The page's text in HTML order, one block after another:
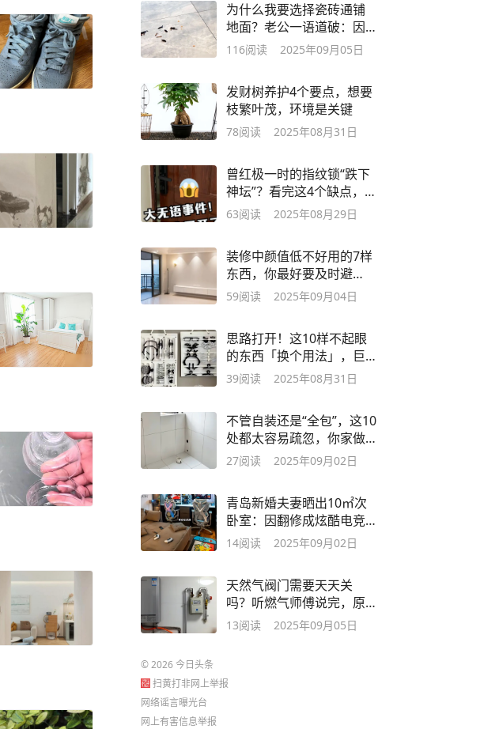
为什么我要选择瓷砖通铺
地面？老公一语道破：因
为咱俩又穷又懒
116阅读 2025年09月05日
发财树养护4个要点，想要
枝繁叶茂，环境是关键
78阅读 2025年08月31日
曾红极一时的指纹锁“跌下
神坛”？看完这4个缺点，
幸好自己没买
63阅读 2025年08月29日
装修中颜值低不好用的7样
东西，你最好要及时避
免，别再跟风了
59阅读 2025年09月04日
思路打开！这10样不起眼
的东西「换个用法」，巨
巨巨实用
39阅读 2025年08月31日
不管自装还是“全包”，这10
处都太容易疏忽，你家做
对没？
27阅读 2025年09月02日
青岛新婚夫妻晒出10㎡次
卧室：因翻修成炫酷电竞
房走红，惹人羡慕
14阅读 2025年09月02日
天然气阀门需要天天关
吗？听燃气师傅说完，原
来自己做错了！
13阅读 2025年09月05日
©2026今日头条
扫黄打非网上举报
网络谣言曝光台
网上有害信息举报